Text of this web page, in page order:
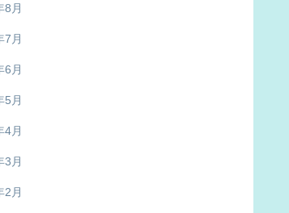
8月
7月
6月
5月
4月
3月
2月